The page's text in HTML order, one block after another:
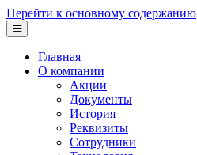
Перейти к основному содержанию
Главная
О компании
Акции
Документы
История
Реквизиты
Сотрудники